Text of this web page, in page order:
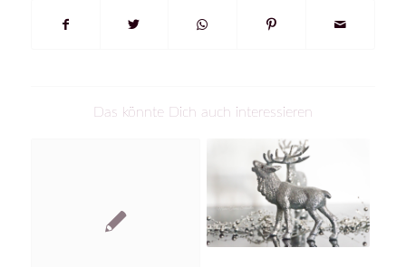
Das könnte Dich auch interessieren